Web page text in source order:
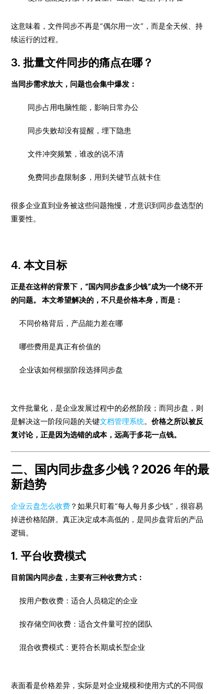
这意味着，文件同步不再是“偶尔用一次”，而是全天候、持
续运行的过程。
3. 批量文件同步的痛点在哪？
当同步需求放大，问题也会集中爆发：
同步占用电脑性能，影响日常办公
同步失败却没有提醒，埋下隐患
文件冲突频繁，谁改的说不清
免费同步盘限制多，用到关键节点就卡住
很多企业直到业务被这些问题拖慢，才意识到同步盘选型的
重要性。
4. 本文目标
正是在这样的背景下，“国内同步盘多少钱”成为一个绕不开
的问题。 本文希望解决的，不只是价格本身，而是：
不同价格背后，产品能力差在哪
哪些费用是真正有价值的
企业该如何根据阶段选择同步盘
文件批量化，是企业发展过程中的必然阶段；而同步盘，则
是解决这一阶段问题的关键文档管理系统。价格之所以被反
复讨论，正是因为选错的成本，远高于多花一点钱。
二、国内同步盘多少钱？2026 年的最
新趋势
企业云盘怎么收费 ？如果只盯着“每人每月多少钱”，很容易
掉进价格陷阱。真正决定成本高低的，是同步盘背后的产品
逻辑。
1. 平台收费模式
目前国内同步盘，主要有三种收费方式：
按用户数收费：适合人员稳定的企业
按存储空间收费：适合文件量可控的团队
混合收费模式：更符合长期成长型企业
表面看是价格差异，实际是对企业规模和使用方式的不同假